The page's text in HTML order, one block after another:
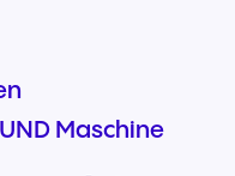
Maschine